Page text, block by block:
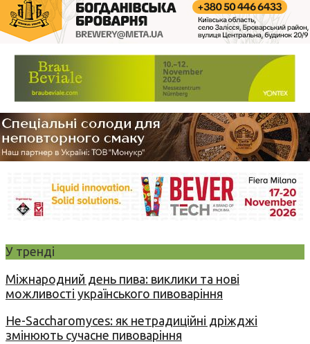
У тренді
Міжнародний день пива: виклики та нові
можливості українського пивоваріння
Не-Saccharomyces: як нетрадиційні дріжджі
змінюють сучасне пивоваріння